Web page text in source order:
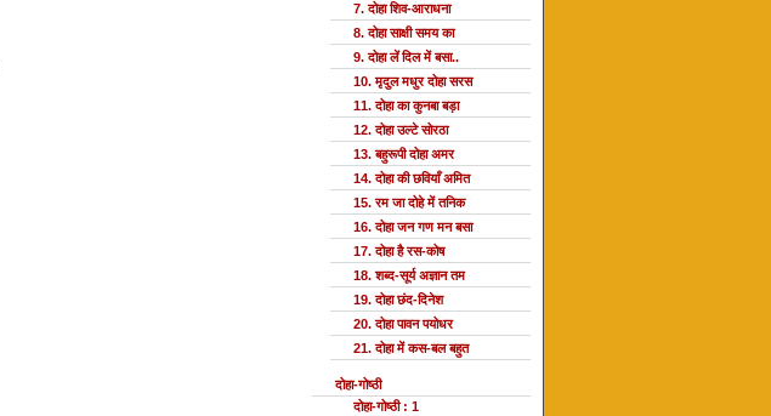
7. दोहा शिव-आराधना
8. दोहा साक्षी समय का
9. दोहा लें दिल में बसा..
10. मृदुल मधुर दोहा सरस
11. दोहा का कुनबा बड़ा
12. दोहा उल्टे सोरठा
13. बहुरूपी दोहा अमर
14. दोहा की छवियाँ अमित
15. रम जा दोहे में तनिक
16. दोहा जन गण मन बसा
17. दोहा है रस-कोष
18. शब्द-सूर्य अज्ञान तम
19. दोहा छंद-दिनेश
20. दोहा पावन पयोधर
21. दोहा में कस-बल बहुत
दोहा-गोष्ठी
दोहा-गोष्ठी : 1